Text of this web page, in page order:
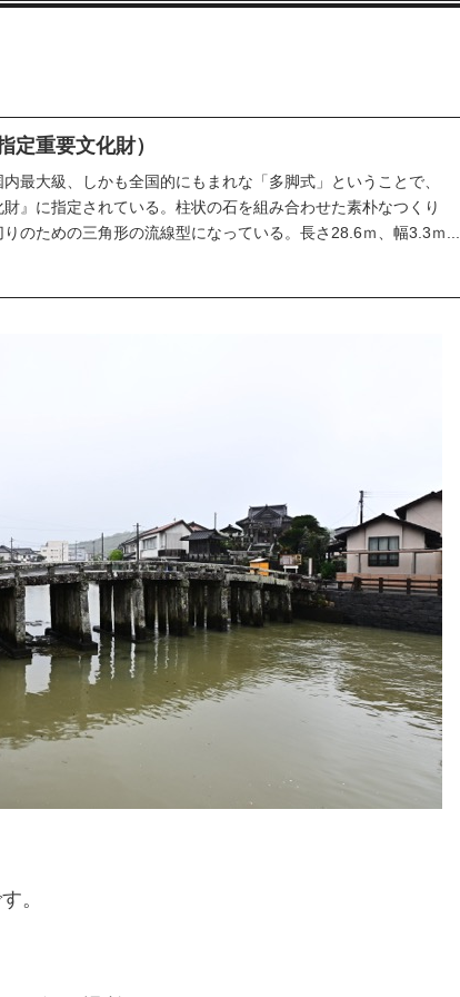
定重要文化財）
最大級、しかも全国的にもまれな「多脚式」ということで、
財』に指定されている。柱状の石を組み合わせた素朴なつくり
りのための三角形の流線型になっている。長さ28.6ｍ、幅3.3ｍ...
。